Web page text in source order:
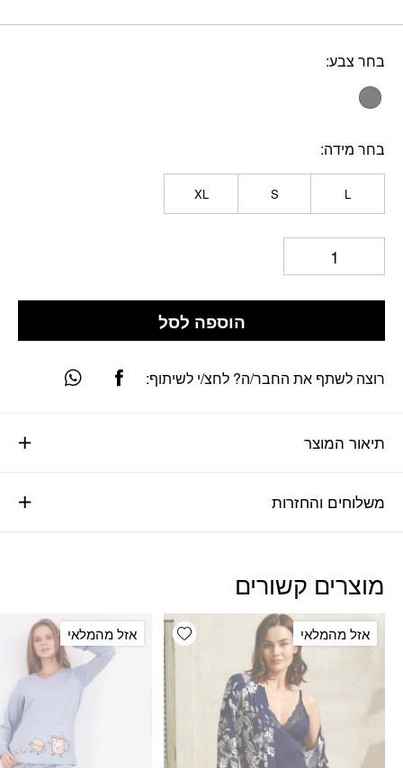
בחר צבע
בחר מידה
L
S
XL
הוספה לסל
תיאור המוצר
משלוחים והחזרות
רוצה לשתף את החבר/ה? לחצ/י לשיתוף:
מוצרים קשורים
Add wishlist אזל מהמלאי אזל מהמלאי